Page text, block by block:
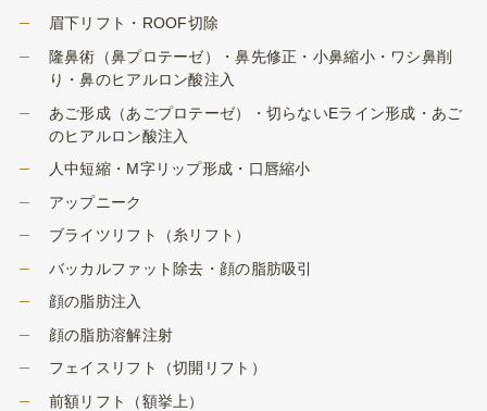
眉下リフト・ROOF切除
隆鼻術（鼻プロテーゼ）・鼻先修正・小鼻縮小・ワシ鼻削
り・鼻のヒアルロン酸注入
あご形成（あごプロテーゼ）・切らないEライン形成・あご
のヒアルロン酸注入
人中短縮・M字リップ形成・口唇縮小
アップニーク
ブライツリフト（糸リフト）
バッカルファット除去・顔の脂肪吸引
顔の脂肪注入
顔の脂肪溶解注射
フェイスリフト（切開リフト）
前額リフト（額挙上）